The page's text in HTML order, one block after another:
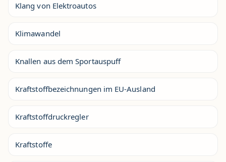
Klang von Elektroautos
Klimawandel
Knallen aus dem Sportauspuff
Kraftstoffbezeichnungen im EU-Ausland
Kraftstoffdruckregler
Kraftstoffe